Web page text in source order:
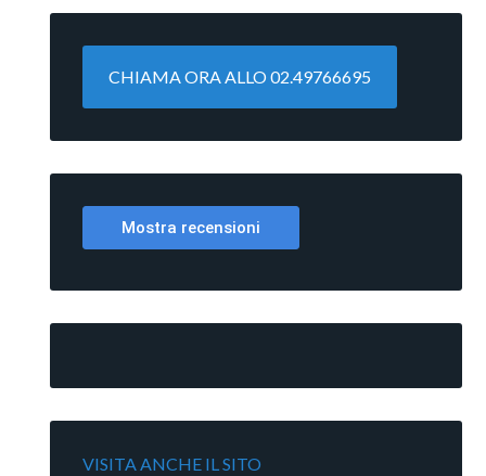
CHIAMA ORA ALLO 02.49766695
VISITA ANCHE IL SITO